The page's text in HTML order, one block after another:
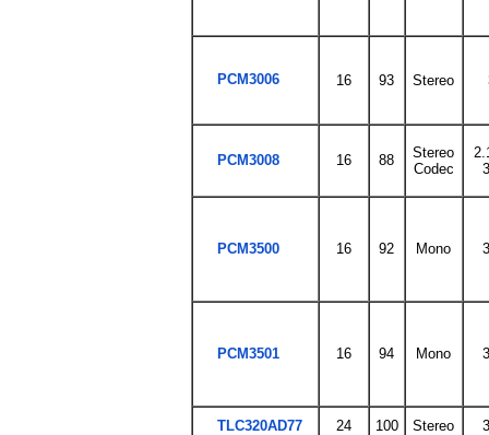
PCM3006 16 93 Stereo
PCM3008 16 88
Stereo
Codec
PCM3500 16 92 Mono
PCM3501 16 94 Mono
TLC320AD77 24 100 Stereo